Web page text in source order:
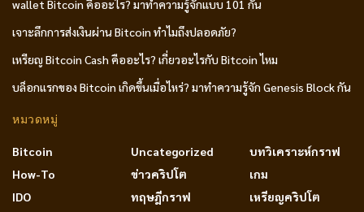
wallet Bitcoin คืออะไร? มาทำความรู้จักแบบ 101 กัน
เจาะลึกการส่งเงินผ่าน Bitcoin ทำไมถึงปลอดภัย?
เหรียญ Bitcoin Cash คืออะไร? เกี่ยวอะไรกับ Bitcoin ไหม
บล็อกแรกของ Bitcoin เกิดขึ้นเมื่อไหร่? มาทำความรู้จัก Genesis Block กัน
หมวดหมู่
Bitcoin
How-To
IDO
Uncategorized
ข่าวคริปโต
ทฤษฎีกราฟ
บทวิเคราะห์กราฟ
เกม
เหรียญคริปโต